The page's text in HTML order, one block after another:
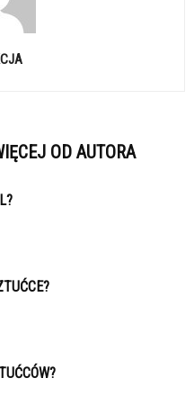
OD AUTORA